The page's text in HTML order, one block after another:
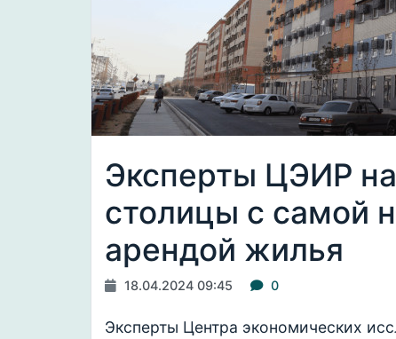
Эксперты ЦЭИР
столицы с самой
арендой жилья
18.04.2024 09:45 0
Эксперты Центра экономических